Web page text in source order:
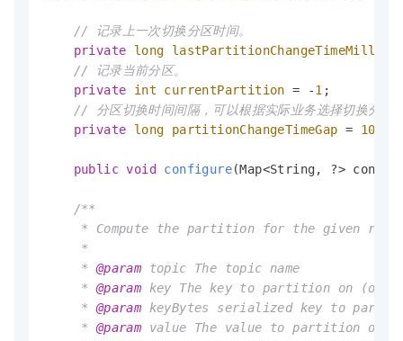
// 记录上一次切换分区时间。
private
long lastPartitionChangeTimeMillis
// 记录当前分区。
private
int currentPartition = -1 ;
// 分区切换时间间隔，可以根据实际业务选择切换分区
private
long partitionChangeTimeGap = 100L
public void configure(Map<String, ?>
/**
* Compute the partition for the given
     *
     *
@param topic The topic name
     *
@param key The key to partition on (or
     *
@param keyBytes serialized key to
     *
@param value The value to partition on